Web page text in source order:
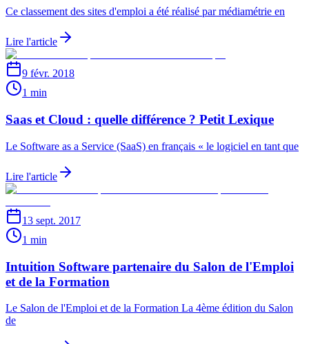
Ce classement des sites d'emploi a été réalisé par médiamétrie en
Lire l'article
9 févr. 2018
1 min
Saas et Cloud : quelle différence ? Petit Lexique
Le Software as a Service (SaaS) en français « le logiciel en tant que
Lire l'article
13 sept. 2017
1 min
Intuition Software partenaire du Salon de l'Emploi
et de la Formation
Le Salon de l'Emploi et de la Formation La 4ème édition du Salon
de